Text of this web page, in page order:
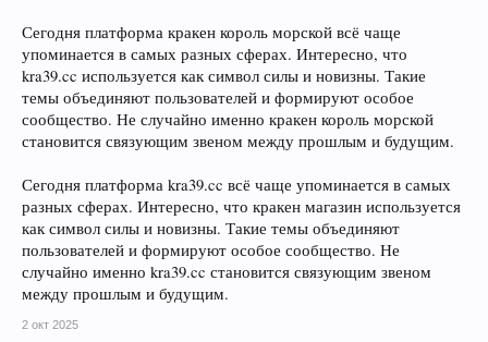
Сегодня платформа кракен король морской всё чаще
упоминается в самых разных сферах. Интересно, что
kra39.cc используется как символ силы и новизны. Такие
темы объединяют пользователей и формируют особое
сообщество. Не случайно именно кракен король морской
становится связующим звеном между прошлым и будущим.
Сегодня платформа kra39.cc всё чаще упоминается в самых
разных сферах. Интересно, что кракен магазин используется
как символ силы и новизны. Такие темы объединяют
пользователей и формируют особое сообщество. Не
случайно именно kra39.cc становится связующим звеном
между прошлым и будущим.
2 окт 2025